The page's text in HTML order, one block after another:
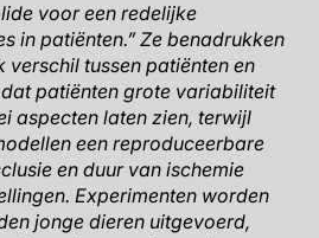
voor een redelijke
in patiënten.” Ze benadrukken
tussen patiënten en
patiënten grote variabiliteit
aspecten laten zien, terwijl
een reproduceerbare
en duur van ischemie
Experimenten worden
jonge dieren uitgevoerd,